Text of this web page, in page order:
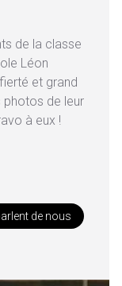
de la classe
Léon
et grand
photos de leur
à eux !
de nous